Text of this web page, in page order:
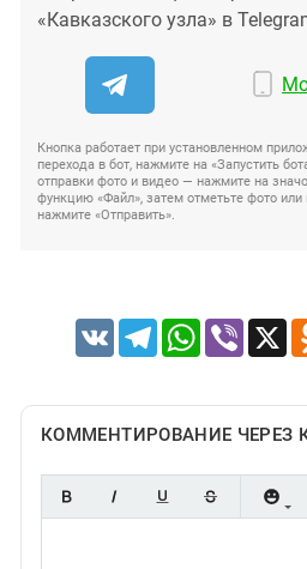
«Кавказского узла» в
Кнопка работает при установленном
перехода в бот, нажмите на «Запустить
отправки фото и видео — нажмите на
функцию «Файл», затем отметьте фото или
нажмите «Отправить».
VK TelegramWhatsApp
Viber X
КОММЕНТИРОВАНИЕ ЧЕРЕЗ